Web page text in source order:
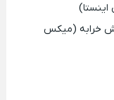
خرابه (میکس